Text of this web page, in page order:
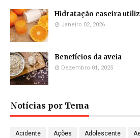
Hidratação caseira
Janeiro 02, 2026
Benefícios da aveia
Dezembro 01, 2025
Notícias por Tema
Acidente Ações Adolescente